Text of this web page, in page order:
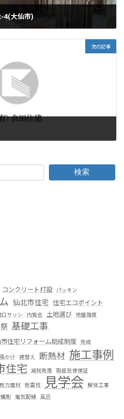
4(大仙市)
次の記事
検索
コンクリート打設 パッキン
仙北市住宅 住宅エコポイント
口サッシ 内覧会 土地選び 地盤強度
基礎工事
住宅リフォーム助成制度 完成
かけ 建替え 断熱材 施工事例
住宅 減税政策 瑕疵担保保証
耐力面材 耐震性 見学会 解体工事
剤 電気配線
風呂